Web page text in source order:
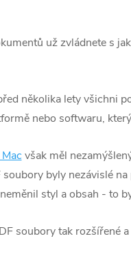
už zvládnete s
několika lety všichni
nebo softwaru,
však měl
soubory byly nezávislé
styl a obsah - to
soubory tak rozšířené